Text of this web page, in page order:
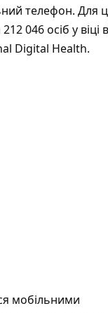
телефон. Для
046 осіб у віці
Digital Health.
мобільними